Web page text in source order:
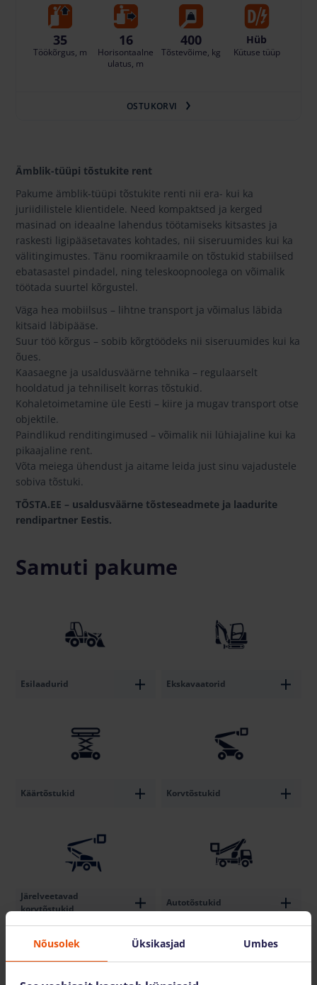
35
Töökõrgus, m
16
Horisontaalne
ulatus, m
400
Tõstevõime, kg
Hüb
Kütuse tüüp
OSTUKORVI
Ämblik-tüüpi tõstukite rent
Pakume ämblik-tüüpi tõstukite renti nii era- kui ka
juriidilistele klientidele. Need kompaktsed ja kerged
masinad on ideaalne lahendus töötamiseks kitsastes ja
raskesti ligipääsetavates kohtades, nii siseruumides kui ka
välitingimustes. Tänu roomikraamile on tõstukid stabiilsed
ebatasastel pindadel, ning teleskoopnoolega on võimalik
töötada suurtel kõrgustel.
Väga hea mobiilsus – lihtne transport ja võimalus läbida
kitsaid läbipääse.
Suur töö kõrgus – sobib kõrgtöödeks nii siseruumides kui ka
õues.
Kaasaegne ja usaldusväärne tehnika – regulaarselt
hooldatud ja tehniliselt korras tõstukid.
Kohaletoimetamine üle Eesti – kiire ja mugav transport otse
objektile.
Paindlikud renditingimused – võimalik nii lühiajaline kui ka
pikaajaline rent.
Võta meiega ühendust ja aitame leida just sinu vajadustele
sobiva tõstuki.
TÕSTA.EE – usaldusväärne tõsteseadmete ja laadurite
rendipartner Eestis.
Samuti pakume
Esilaadurid Ekskavaatorid
Käärtõstukid Korvtõstukid
Järelveetavad
korvtõstukid
Autotõstukid
Nõusolek Üksikasjad Umbes